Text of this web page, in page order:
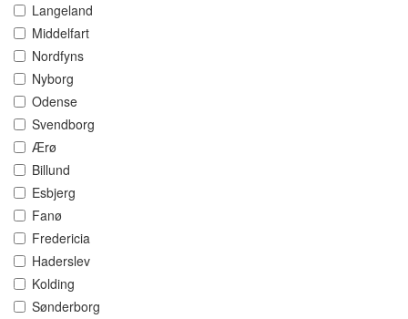
Langeland
Middelfart
Nordfyns
Nyborg
Odense
Svendborg
Ærø
Billund
Esbjerg
Fanø
Fredericia
Haderslev
Kolding
Sønderborg